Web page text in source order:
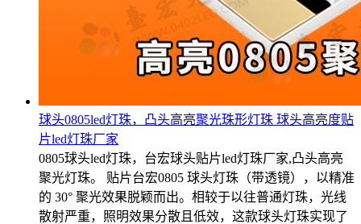
球头0805led灯珠，凸头高亮聚光珠形灯珠 球头高亮度贴
片led灯珠厂家
0805球头led灯珠，台宏球头贴片led灯珠厂家,凸头高亮
聚光灯珠。 贴片台宏0805 球头灯珠（带透镜），以精准
的 30° 聚光效果脱颖而出。相较于以往普通灯珠，光线
散射严重，照明效果分散且低效，这款球头灯珠实现了